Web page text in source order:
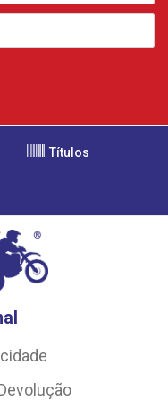
Títulos